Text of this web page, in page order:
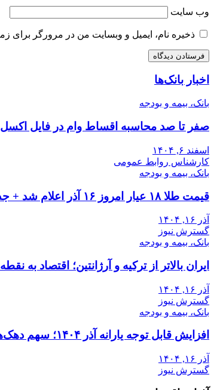
وب‌ سایت
ذخیره نام، ایمیل و وبسایت من در مرورگر برای
اخبار بانک‌ها
بانک، بیمه و بودجه
صفر تا صد محاسبه اقساط وام در فایل اکسل
اسفند ۶, ۱۴۰۴
کارشناس روابط عمومی
بانک، بیمه و بودجه
قیمت طلا ۱۸ عیار امروز ۱۶ آذر اعلام شد + جدول
آذر ۱۶, ۱۴۰۴
گسترش نیوز
بانک، بیمه و بودجه
ایران بالاتر از ترکیه و آرژانتین؛ اقتصاد به
آذر ۱۶, ۱۴۰۴
گسترش نیوز
بانک، بیمه و بودجه
افزایش قابل توجه یارانه آذر ۱۴۰۴؛ سهم دهک‌های ۱ تا ۳ رکورد زد
آذر ۱۶, ۱۴۰۴
گسترش نیوز